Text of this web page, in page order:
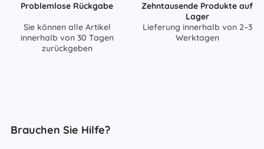
Problemlose Rückgabe
Sie können alle Artikel
innerhalb von 30 Tagen
zurückgeben
Zehntausende Produkte auf
Lager
Lieferung innerhalb von 2–3
Werktagen
Brauchen Sie Hilfe?